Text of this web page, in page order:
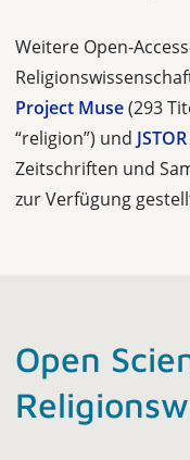
Weitere Open-
Project Muse(293
“religion”) und JSTOR
Zeitschriften und
zur Verfügung
Open